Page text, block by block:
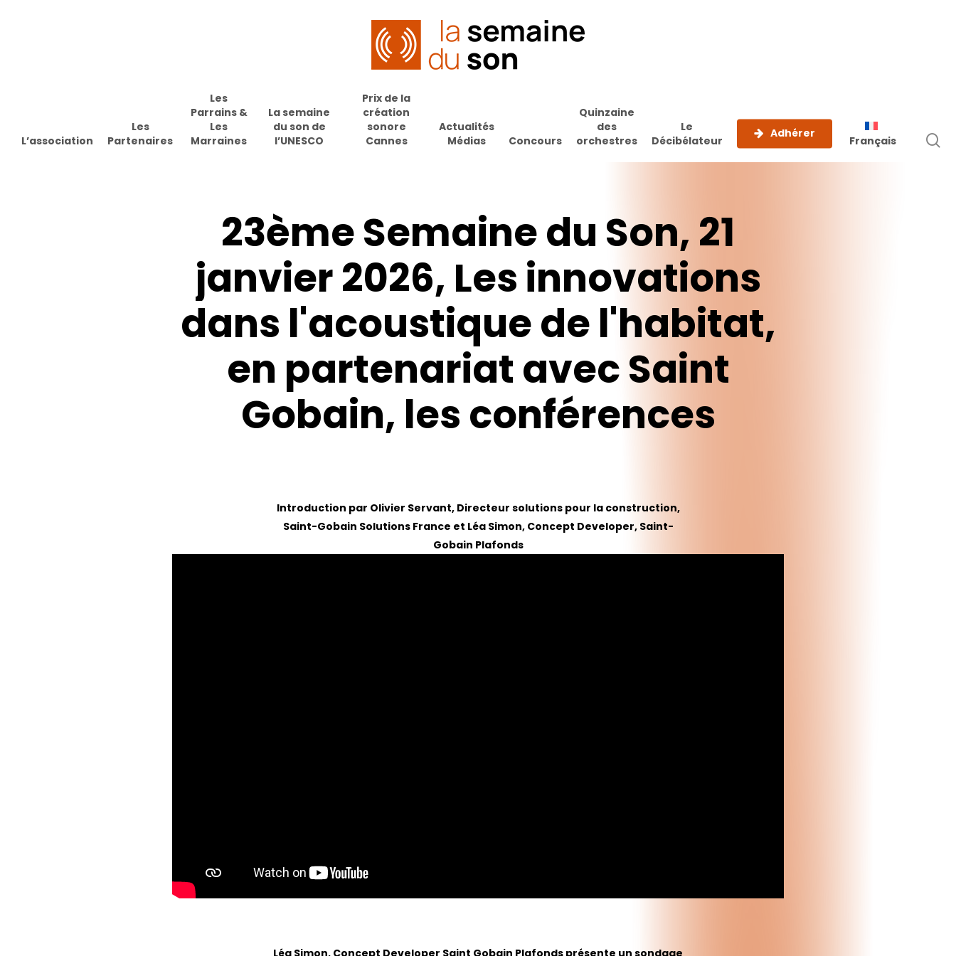
L’association
Les
Partenaires
Les
Parrains &
Les
Marraines
La semaine
du son de
l’UNESCO
Prix de la
création
sonore
Cannes
Actualités
Médias
Concours
Quinzaine
des
orchestres
Le
Décibélateur
Adhérer
Français
23èmeSemainedu Son, 21
janvier2026, Lesinnovations
dans l'acoustiquedel'habitat,
en partenariatavecSaint
Gobain, lesconférences
Introduction par Olivier Servant, Directeur solutions pour la construction,
Saint-Gobain Solutions France et Léa Simon, Concept Developer, Saint-
Gobain Plafonds